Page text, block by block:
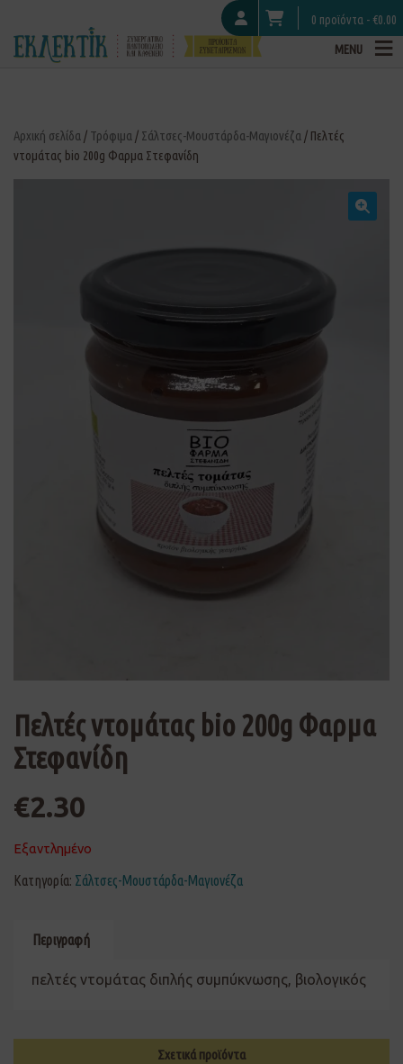
0 προϊόντα - €0.00
MENU
Αρχική σελίδα / Τρόφιμα / Σάλτσες-Μουστάρδα-Μαγιονέζα / Πελτές
ντομάτας bio 200g Φαρμα Στεφανίδη
Πελτές ντομάτας bio 200g Φαρμα
Στεφανίδη
€2.30
Εξαντλημένο
Κατηγορία: Σάλτσες-Μουστάρδα-Μαγιονέζα
Περιγραφή
πελτές ντομάτας διπλής συμπύκνωσης, βιολογικός
Σχετικά προϊόντα